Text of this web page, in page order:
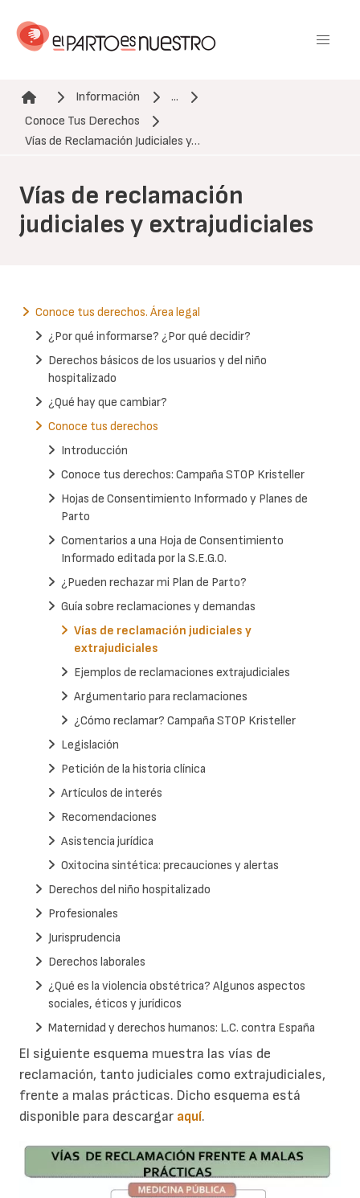
contenido
Ruta de navegación
Información
...
Conoce Tus Derechos
Vías de Reclamación Judiciales y…
Vías de reclamación
judiciales y extrajudiciales
El siguiente esquema muestra las vías de
reclamación, tanto judiciales como extrajudiciales,
frente a malas prácticas. Dicho esquema está
disponible para descargar aquí.
Conoce tus derechos. Área legal
¿Por qué informarse? ¿Por qué decidir?
Derechos básicos de los usuarios y del niño
hospitalizado
¿Qué hay que cambiar?
Conoce tus derechos
Introducción
Conoce tus derechos: Campaña STOP Kristeller
Hojas de Consentimiento Informado y Planes de
Parto
Comentarios a una Hoja de Consentimiento
Informado editada por la S.E.G.O.
¿Pueden rechazar mi Plan de Parto?
Guía sobre reclamaciones y demandas
Vías de reclamación judiciales y
extrajudiciales
Ejemplos de reclamaciones extrajudiciales
Argumentario para reclamaciones
¿Cómo reclamar? Campaña STOP Kristeller
Legislación
Petición de la historia clínica
Artículos de interés
Recomendaciones
Asistencia jurídica
Oxitocina sintética: precauciones y alertas
Derechos del niño hospitalizado
Profesionales
Jurisprudencia
Derechos laborales
¿Qué es la violencia obstétrica? Algunos aspectos
sociales, éticos y jurídicos
Maternidad y derechos humanos: L.C. contra España